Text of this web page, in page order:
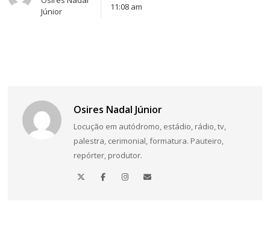
Júnior
11:08 am
Osires Nadal Júnior
Locução em autódromo, estádio, rádio, tv,
palestra, cerimonial, formatura. Pauteiro,
repórter, produtor.
Navegação